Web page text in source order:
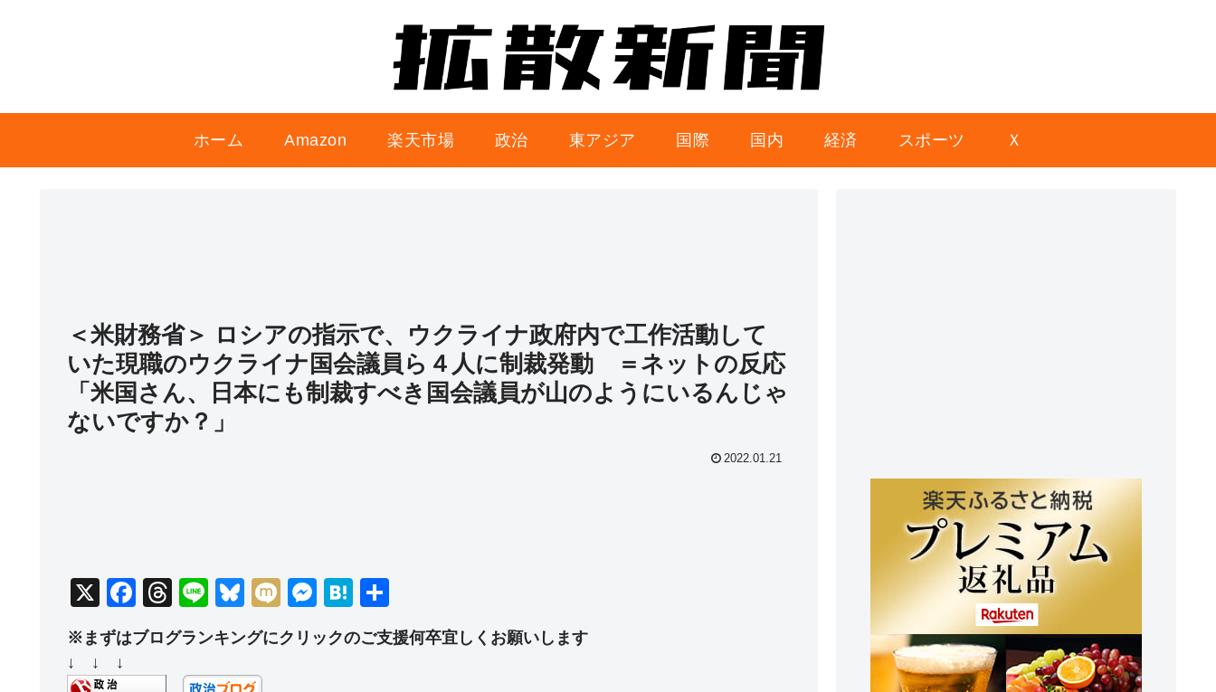
ホーム Amazon 楽天市場 政治 東アジア 国際 国内 経済 スポーツ Ｘ
＜米財務省＞ ロシアの指示で、ウクライナ政府内で工作活動して
いた現職のウクライナ国会議員ら４人に制裁発動 ＝ネットの反応
「米国さん、日本にも制裁すべき国会議員が山のようにいるんじゃ
ないですか？」
2022.01.21
X
F
a
c
e
T
hr
e
a
Li
e
Bl
e
sk
M
M
ss
H
e
有
※まずはブログランキングにクリックのご支援何卒宜しくお願いします
↓ ↓ ↓